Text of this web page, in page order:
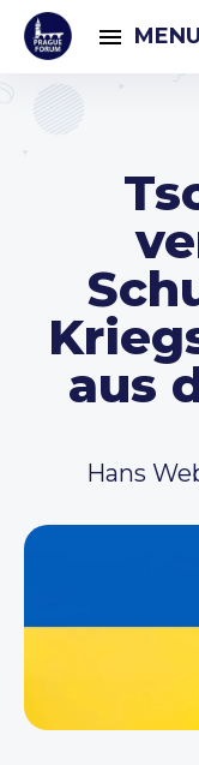
MENU
aus
Hans